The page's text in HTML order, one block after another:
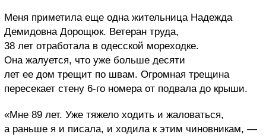
Меня приметила еще одна жительница Надежда
Демидовна Дорощюк. Ветеран труда,
38 лет отработала в одесской мореходке.
Она жалуется, что уже больше десяти
лет ее дом трещит по швам. Огромная трещина
пересекает стену 6-го номера от подвала до крыши.
«Мне 89 лет. Уже тяжело ходить и жаловаться,
а раньше я и писала, и ходила к этим чиновникам, —